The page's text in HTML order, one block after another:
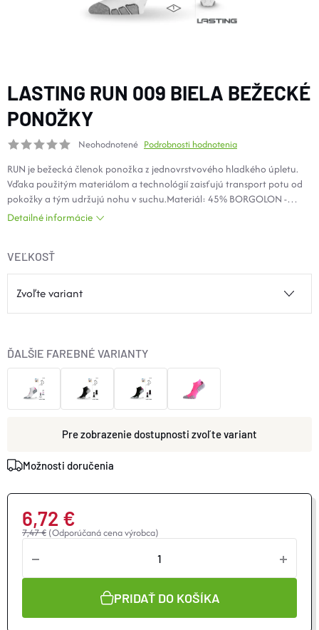
TOPÁNKY a PONOŽKY
CYKLISTIKA
Značky
Podmienky ochrany osobných údajov
Kontakty
Veľkostné tabuľky
Výmena a vrátenie
Reklamácie
Zľavové kódy
LASTING RUN 009 BIELA BEŽECKÉ
PONOŽKY
Neohodnotené Podrobnosti hodnotenia
RUN je bežecká členok ponožka z jednovrstvového hladkého úpletu.
Vďaka použitým materiálom a technológií zaisťujú transport potu od
pokožky a tým udržujú nohu v suchu.Materiál: 45% BORGOLON -
polyamide, 35% COOLMAX - polyester, 15% polyamid, 5% LYCRA -
Detailné informácie
VEĽKOSŤ
zvoľte variant
ĎALŠIE FAREBNÉ VARIANTY
Možnosti doručenia
7,47 € (Odporúčaná cena výrobca)
6,72 €
Jednotková
PRIDAŤ DO KOŠÍKA